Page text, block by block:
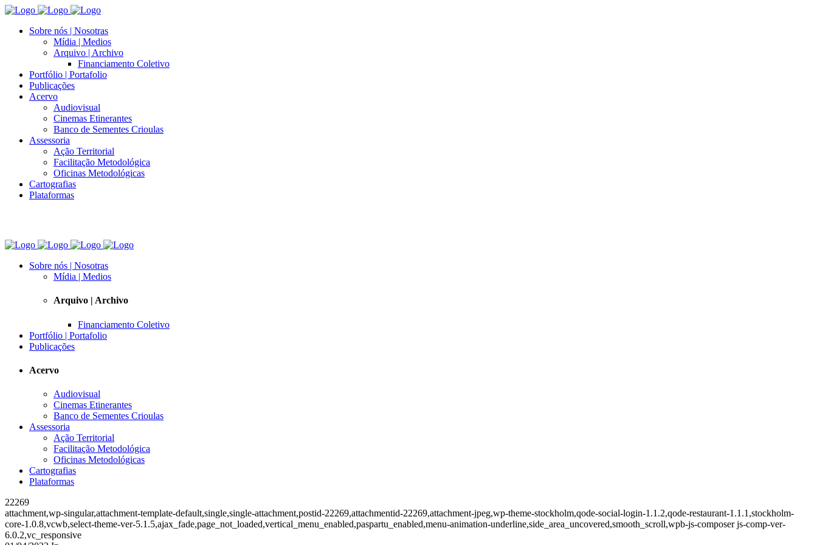
Sobre nós | Nosotras
Mídia | Medios
Arquivo | Archivo
Financiamento Coletivo
Portfólio | Portafolio
Publicações
Acervo
Audiovisual
Cinemas Etinerantes
Banco de Sementes Crioulas
Assessoria
Ação Territorial
Facilitação Metodológica
Oficinas Metodológicas
Cartografias
Plataformas
Sobre nós | Nosotras
Mídia | Medios
Arquivo | Archivo
Financiamento Coletivo
Portfólio | Portafolio
Publicações
Acervo
Audiovisual
Cinemas Etinerantes
Banco de Sementes Crioulas
Assessoria
Ação Territorial
Facilitação Metodológica
Oficinas Metodológicas
Cartografias
Plataformas
22269
attachment,wp-singular,attachment-template-default,single,single-attachment,postid-22269,attachmentid-22269,attachment-jpeg,wp-theme-stockholm,qode-social-login-1.1.2,qode-restaurant-1.1.1,stockholm-
core-1.0.8,vcwb,select-theme-ver-5.1.5,ajax_fade,page_not_loaded,vertical_menu_enabled,paspartu_enabled,menu-animation-underline,side_area_uncovered,smooth_scroll,wpb-js-composer js-comp-ver-
6.0.2,vc_responsive